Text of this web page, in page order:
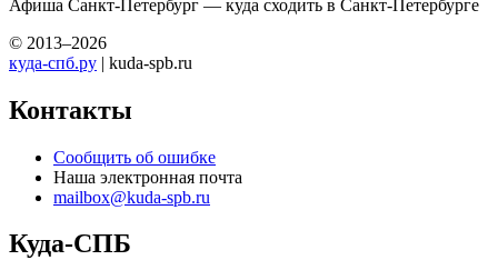
Афиша Санкт-Петербург — куда сходить в Санкт-Петербурге
© 2013–2026
куда-спб.ру | kuda-spb.ru
Контакты
Сообщить об ошибке
Наша электронная почта
mailbox@kuda-spb.ru
Куда-СПБ